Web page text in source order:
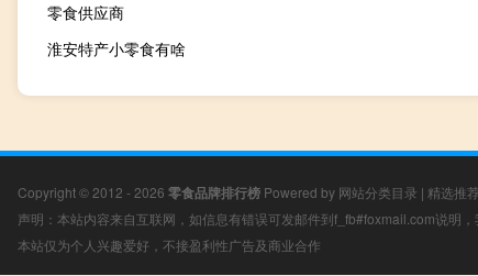
零食供应商
淮安特产小零食有啥
Copyright © 2012 - 2026 零食品牌排行榜 Powered by 网站分类目录 | 精选推
声明：本站内容来自互联网，如信息有错误可发邮件到f_fb#foxmail.com说明
本站仅为个人兴趣爱好，不接盈利性广告及商业合作